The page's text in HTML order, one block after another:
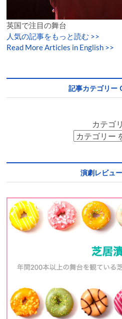
英国で注目の舞台
人気の記事をもっと読む >>
Read More Articles in English >>
記事カテゴリー
カテゴ
演劇レビュ